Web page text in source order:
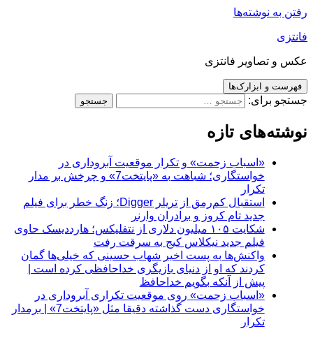
رفتن به نوشته‌ها
فانتزی
عکس و تصاویر فانتزی
فهرست و ابزارک‌ها
جستجو برای:
نوشته‌های تازه
«اسباب زحمت» و تکرار موقعیت آبروداری در
خواستگاری؛ شباهت به «پایتخت7» و چرخش بر مدار
تکرار
استقبال کم‌رمق از تریلر Digger؛ زنگ خطر برای فیلم
جدید تام کروز و برادران وارنر
شکایت ۱۰۵ میلیون دلاری از نتفلیکس؛ هارددیسک حاوی
فیلم جدید نیکلاس کیج به سرقت رفت
واکنش‌ها به پست اخیر شهاب حسینی که خیلی‌ها گمان
کردند که او از دنیای بازیگری خداحافظی کرده است |
پیش از آنکه بگویم خداحافظ
«اسباب زحمت» روی موقعیت تکراری آبروداری در
خواستگاری دست گذاشته دقیقا مثل «پایتخت7» | برمدار
تکرار